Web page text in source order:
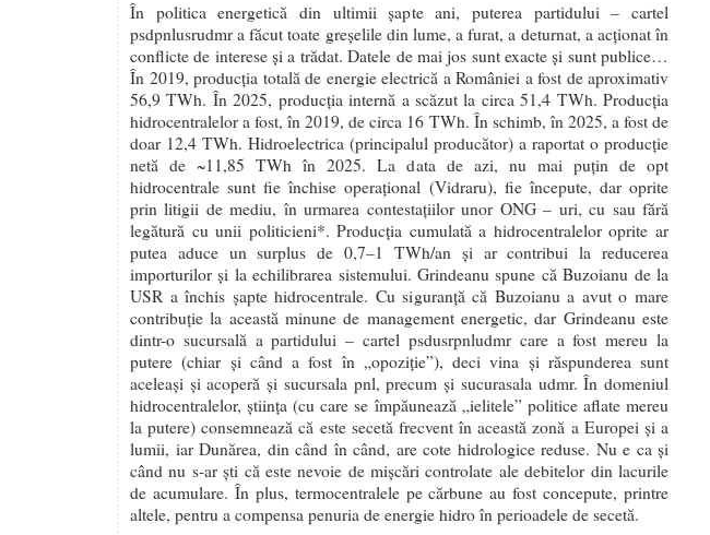
În politica energetică din ultimii șapte ani, puterea partidului – cartel
psdpnlusrudmr a făcut toate greșelile din lume, a furat, a deturnat, a acționat în
conflicte de interese și a trădat. Datele de mai jos sunt exacte și sunt publice…
În 2019, producția totală de energie electrică a României a fost de aproximativ
56,9 TWh. În 2025, producția internă a scăzut la circa 51,4 TWh. Producția
hidrocentralelor a fost, în 2019, de circa 16 TWh. În schimb, în 2025, a fost de
doar 12,4 TWh. Hidroelectrica (principalul producător) a raportat o producție
netă de ~11,85 TWh în 2025. La data de azi, nu mai puțin de opt
hidrocentrale sunt fie închise operațional (Vidraru), fie începute, dar oprite
prin litigii de mediu, în urmarea contestațiilor unor ONG – uri, cu sau fără
legătură cu unii politicieni*. Producția cumulată a hidrocentralelor oprite ar
putea aduce un surplus de 0,7–1 TWh/an și ar contribui la reducerea
importurilor și la echilibrarea sistemului. Grindeanu spune că Buzoianu de la
USR a închis șapte hidrocentrale. Cu siguranță că Buzoianu a avut o mare
contribuție la această minune de management energetic, dar Grindeanu este
dintr-o sucursală a partidului – cartel psdusrpnludmr care a fost mereu la
putere (chiar și când a fost în „opoziție”), deci vina și răspunderea sunt
aceleași și acoperă și sucursala pnl, precum și sucurasala udmr. În domeniul
hidrocentralelor, știința (cu care se împăunează „ielitele” politice aflate mereu
la putere) consemnează că este secetă frecvent în această zonă a Europei și a
lumii, iar Dunărea, din când în când, are cote hidrologice reduse. Nu e ca și
când nu s-ar ști că este nevoie de mișcări controlate ale debitelor din lacurile
de acumulare. În plus, termocentralele pe cărbune au fost concepute, printre
altele, pentru a compensa penuria de energie hidro în perioadele de secetă.